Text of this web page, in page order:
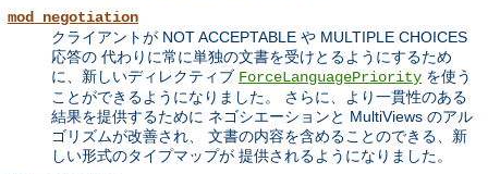
mod_negotiation
クライアントが NOT ACCEPTABLE や MULTIPLE CHOICES
応答の 代わりに常に単独の文書を受けとるようにするため
に、新しいディレクティブ ForceLanguagePriority を使う
ことができるようになりました。 さらに、より一貫性のある
結果を提供するために ネゴシエーションと MultiViews のアル
ゴリズムが改善され、 文書の内容を含めることのできる、新
しい形式のタイプマップが 提供されるようになりました。